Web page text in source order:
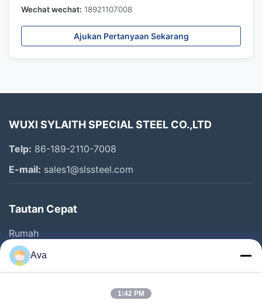
Wechat wechat: 18921107008
Ajukan Pertanyaan Sekarang
WUXI SYLAITH SPECIAL STEEL CO.,LTD
Telp: 86-189-2110-7008
E-mail: sales1@slssteel.com
Tautan Cepat
Rumah
Produk
Video
Ava
1:42 PM